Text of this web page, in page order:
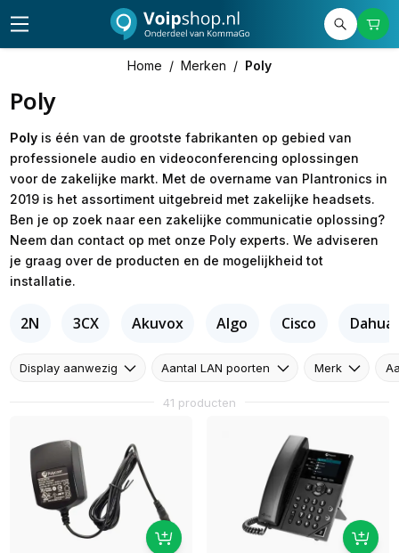
Home / Merken / Poly
Poly
Polyis één van de grootste fabrikanten op gebied van
professionele audio en videoconferencing oplossingen
voor de zakelijke markt. Met de overname van Plantronics in
2019 is het assortiment uitgebreid met zakelijke headsets.
Ben je op zoek naar een zakelijke communicatie oplossing?
Neem dan contact op met onze Poly experts. We adviseren
je graag over de producten en de mogelijkheid tot
installatie.
2N 3CX Akuvox Algo Cisco Dahua
Display aanwezig Aantal LAN poorten Merk
41 producten